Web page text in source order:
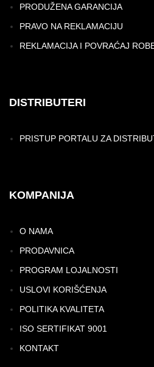
PRODUŽENA GARANCIJA
PRAVO NA REKLAMACIJU
REKLAMACIJA I POVRAĆAJ
DISTRIBUTERI
PRISTUP PORTALU ZA
KOMPANIJA
O NAMA
PRODAVNICA
PROGRAM LOJALNOSTI
USLOVI KORIŠĆENJA
POLITIKA KVALITETA
ISO SERTIFIKAT 9001
KONTAKT